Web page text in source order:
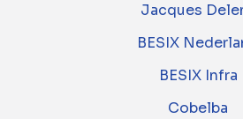
Jacques
BESIX
BESIX Infra
Cobelba